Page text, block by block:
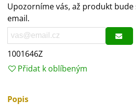
Upozorníme vás, až produkt bude
email.
1001646Z
Přidat k oblíbeným
Popis